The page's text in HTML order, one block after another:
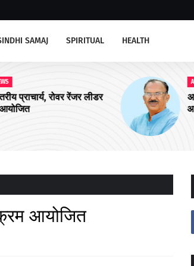
SAMAJ SPIRITUAL HEALTH
अजमेर उत्तर को चार और आयुष्मान शहरी
आरोग्य मंदिरों की सौगात
आयोजित